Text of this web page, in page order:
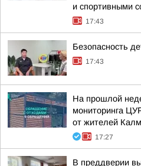
и спортивными
17:43
Безопасность
17:43
На прошлой
мониторинга
от жителей
17:27
В преддверии